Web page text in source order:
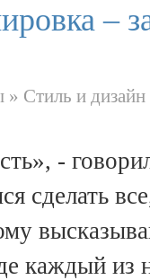
–
» Стиль и
-
сделать
каждый из